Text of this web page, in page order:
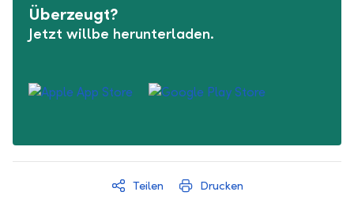
Überzeugt?
Jetzt willbe herunterladen.
Teilen Drucken